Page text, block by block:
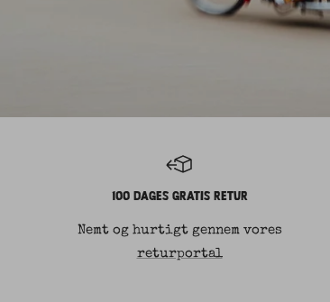
100 DAGES GRATIS RETUR
Nemt og hurtigt gennem vores
returportal